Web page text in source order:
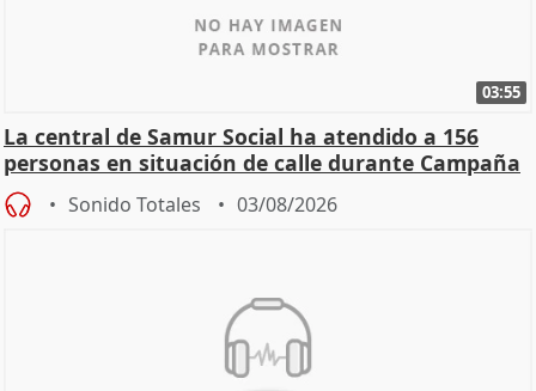
03:55
La central de Samur Social ha atendido a 156
personas en situación de calle durante Campaña
de Calor
Sonido Totales 03/08/2026